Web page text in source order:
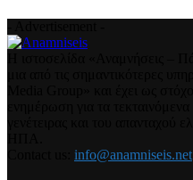
info@anamniseis.net